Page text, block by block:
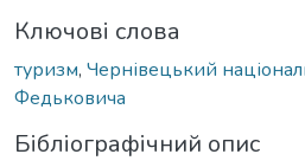
Ключові слова
туризм, Чернівецький
Федьковича
Бібліографічний опис